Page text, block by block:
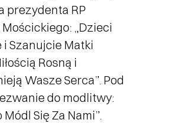
prezydenta RP
„Dzieci
i Szanujcie Matki
Rosną i
Wasze Serca”. Pod
do modlitwy:
Módl Się Za Nami”.